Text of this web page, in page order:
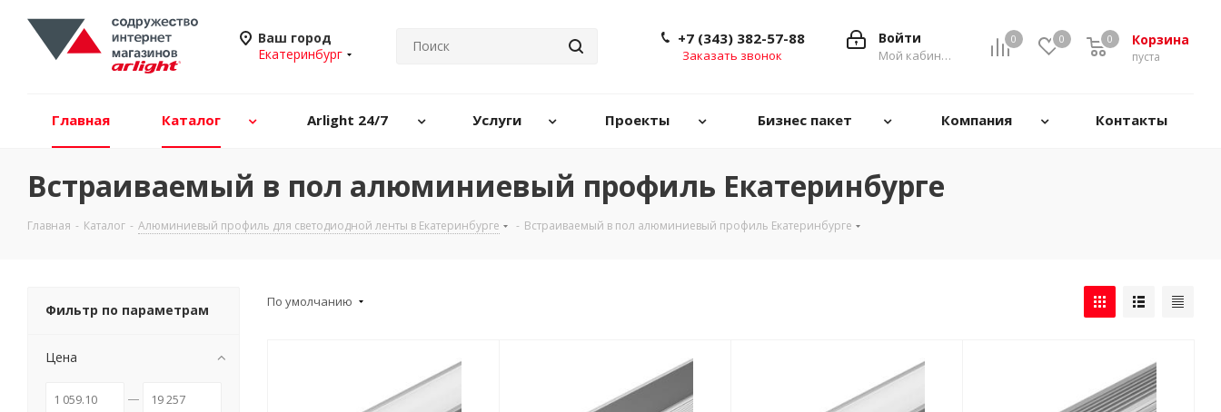
Ваш город
Екатеринбург
0 0 Корзина
0
пуста
0
Войти
Мой кабинет
+7 (343) 382-57-88
Заказать звонок
Главная Каталог Arlight 24/7 Услуги Проекты Бизнес пакет Компания Контакты
Встраиваемый в пол алюминиевый профиль Екатеринбурге
Главная - Каталог - Алюминиевый профиль для светодиодной ленты в Екатеринбурге - Встраиваемый в пол алюминиевый профиль Екатеринбурге
По умолчанию
Фильтр по параметрам
Цена